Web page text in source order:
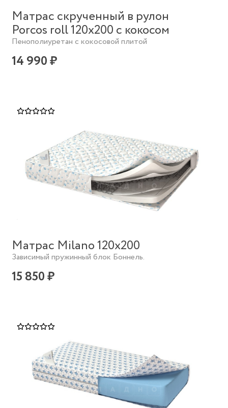
Матрас скрученный в рулон
Porcos roll 120х200 с кокосом
Пенополиуретан с кокосовой плитой
14 990 ₽
Матрас Milano 120х200
Зависимый пружинный блок Боннель.
15 850 ₽